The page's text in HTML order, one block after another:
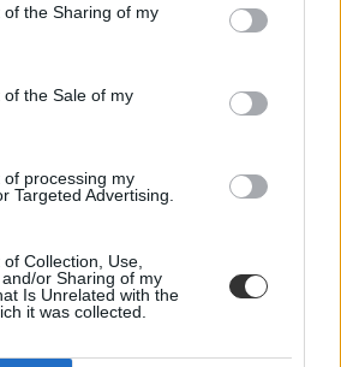
the Sharing of my
the Sale of my
processing my
Targeted Advertising.
Collection, Use,
or Sharing of my
Is Unrelated with the
it was collected.
a kifir
határideje
pénteken az Oktatási Hivatal oldala,
a jelentkezési határidőt.